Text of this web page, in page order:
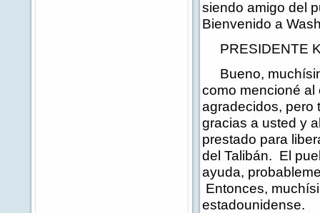
siendo amigo del
Bienvenido a
PRESIDENTE
Bueno,
como mencioné al
agradecidos, pero
gracias a usted y
prestado para
del Talibán. El
ayuda,
Entonces,
estadounidense.